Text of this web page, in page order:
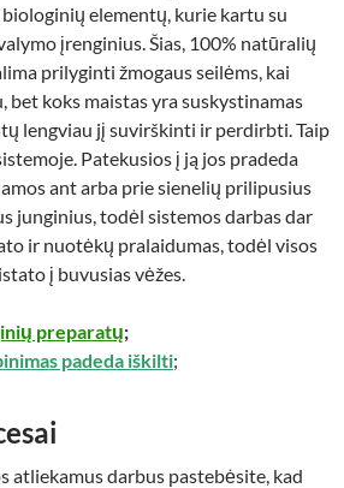
elementų, kurie kartu su
įrenginius. Šias, 100% natūralių
prilyginti žmogaus seilėms, kai
bet koks maistas yra suskystinamas
lengviau jį suvirškinti ir perdirbti. Taip
Patekusios į ją jos pradeda
ant arba prie sienelių prilipusius
junginius, todėl sistemos darbas dar
ir nuotėkų pralaidumas, todėl visos
į buvusias vėžes.
preparatų;
padeda iškilti;
atliekamus darbus pastebėsite, kad